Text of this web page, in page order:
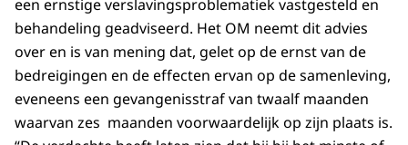
een ernstige verslavingsproblematiek vastgesteld en
behandeling geadviseerd. Het OM neemt dit advies
over en is van mening dat, gelet op de ernst van de
bedreigingen en de effecten ervan op de samenleving,
eveneens een gevangenisstraf van twaalf maanden
waarvan zes maanden voorwaardelijk op zijn plaats is.